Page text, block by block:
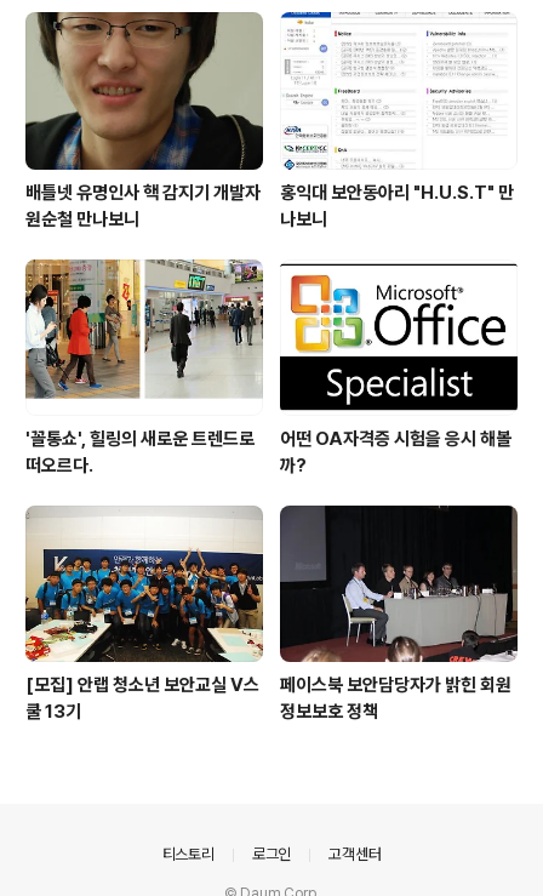
배틀넷 유명인사 핵 감지기 개발자
원순철 만나보니
홍익대 보안동아리 "H.U.S.T" 만
나보니
'꼴통쇼', 힐링의 새로운 트렌드로
떠오르다.
어떤 OA자격증 시험을 응시 해볼
까?
[모집] 안랩 청소년 보안교실 V스
쿨 13기
페이스북 보안담당자가 밝힌 회원
정보보호 정책
티스토리 로그인 고객센터